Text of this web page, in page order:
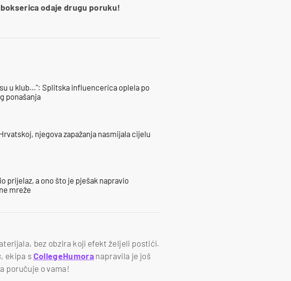
odaje drugu poruku!
u klub…": Splitska influencerica oplela po
ponašanja
njegova zapažanja nasmijala cijelu
prijelaz, a ono što je pješak napravio
mreže
bez obzira koji efekt željeli postići.
, ekipa s CollegeHumora napravila je još
poručuje o vama!